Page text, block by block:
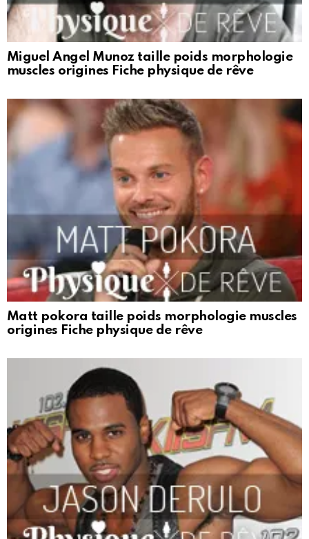
Miguel Angel Munoz taille poids morphologie
muscles origines Fiche physique de rêve
Matt pokora taille poids morphologie muscles
origines Fiche physique de rêve